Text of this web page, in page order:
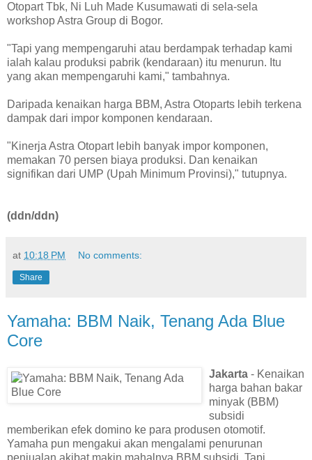
Otopart Tbk, Ni Luh Made Kusumawati di sela-sela
workshop Astra Group di Bogor.
"Tapi yang mempengaruhi atau berdampak terhadap kami
ialah kalau produksi pabrik (kendaraan) itu menurun. Itu
yang akan mempengaruhi kami," tambahnya.
Daripada kenaikan harga BBM, Astra Otoparts lebih terkena
dampak dari impor komponen kendaraan.
"Kinerja Astra Otopart lebih banyak impor komponen,
memakan 70 persen biaya produksi. Dan kenaikan
signifikan dari UMP (Upah Minimum Provinsi)," tutupnya.
(ddn/ddn)
at 10:18 PM No comments:
Share
Yamaha: BBM Naik, Tenang Ada Blue
Core
Jakarta - Kenaikan
harga bahan bakar
minyak (BBM)
subsidi
memberikan efek domino ke para produsen otomotif.
Yamaha pun mengakui akan mengalami penurunan
penjualan akibat makin mahalnya BBM subsidi. Tapi,